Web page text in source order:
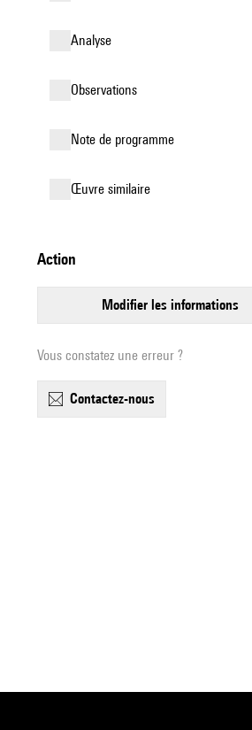
analyse
observations
Note de programme
œuvre similaire
action
modifier les informations
Vous constatez une erreur ?
contactez-nous